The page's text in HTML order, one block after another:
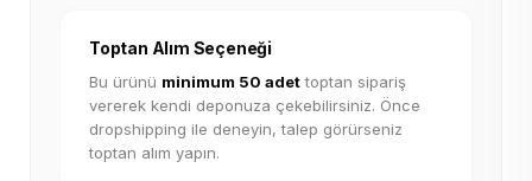
Toptan Alım Seçeneği
Bu ürünü minimum 50 adettoptan sipariş
vererek kendi deponuza çekebilirsiniz. Önce
dropshipping ile deneyin, talep görürseniz
toptan alım yapın.